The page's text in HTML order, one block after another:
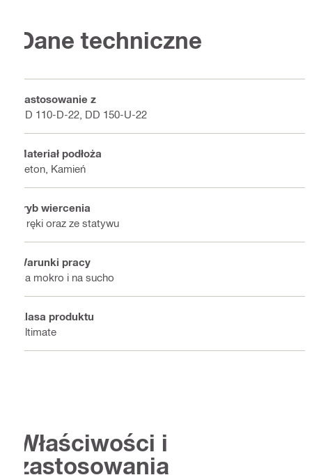
Dane techniczne
Zastosowanie z
DD 110-D-22, DD 150-U-22
Materiał podłoża
Beton, Kamień
Tryb wiercenia
Z ręki oraz ze statywu
Warunki pracy
Na mokro i na sucho
Klasa produktu
Ultimate
Właściwości i
zastosowania